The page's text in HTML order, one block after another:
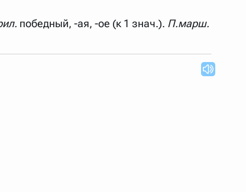
победный, -ая, -ое (к 1 знач.). П.марш.